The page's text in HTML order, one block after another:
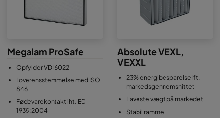
Megalam ProSafe
Opfylder VDI 6022
I overensstemmelse med ISO
846
Fødevarekontakt iht. EC
1935:2004
Absolute VEXL,
VEXXL
23% energibesparelse ift.
markedsgennemsnittet
Laveste vægt på markedet
Stabil ramme